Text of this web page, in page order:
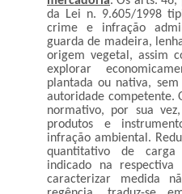
da Lei n. 9.605/1998
crime e infração
guarda de madeira,
origem vegetal, assim
explorar
plantada ou nativa,
autoridade competente.
normativo, por sua
produtos e
infração ambiental.
quantitativo de carga
indicado na
caracterizar medida